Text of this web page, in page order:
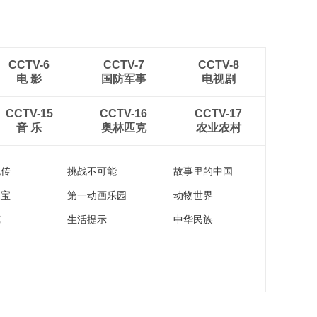
CCTV-6
电 影
CCTV-7
国防军事
CCTV-8
电视剧
CCTV-15
音 乐
CCTV-16
奥林匹克
CCTV-17
农业农村
挑战不可能 故事里的中国
第一动画乐园 动物世界
生活提示 中华民族